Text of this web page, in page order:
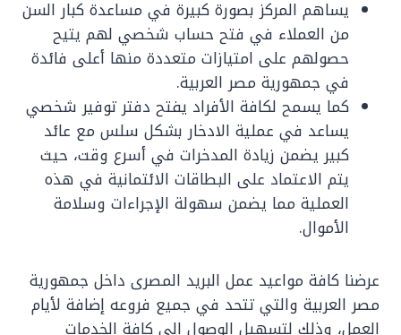
يساهم المركز بصورة كبيرة في مساعدة كبار السن
من العملاء في فتح حساب شخصي لهم يتيح
حصولهم على امتيازات متعددة منها أعلى فائدة
في جمهورية مصر العربية.
كما يسمح لكافة الأفراد يفتح دفتر توفير شخصي
يساعد في عملية الادخار بشكل سلس مع عائد
كبير يضمن زيادة المدخرات في أسرع وقت، حيث
يتم الاعتماد على البطاقات الائتمانية في هذه
العملية مما يضمن سهولة الإجراءات وسلامة
الأموال.
عرضنا كافة مواعيد عمل البريد المصرى داخل جمهورية
مصر العربية والتي تتحد في جميع فروعه إضافة لأيام
العمل، وذلك لتسهيل الوصول إلى كافة الخدمات